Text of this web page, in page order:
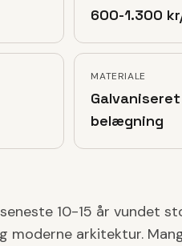
600-1.300
MATERIALE
belægning
10-15 år vundet
moderne arkitektur.